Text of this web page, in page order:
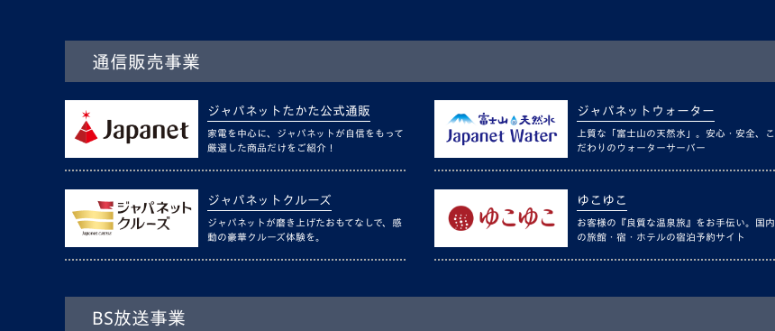
通信販売事業
ジャパネットたかた公式通販
家電を中心に、ジャパネットが自信をもって
厳選した商品だけをご紹介！
ジャパネットウォーター
上質な「富士山の天然水」。安心・安全、こ
だわりのウォーターサーバー
ジャパネットクルーズ
ジャパネットが磨き上げたおもてなしで、感
動の豪華クルーズ体験を。
ゆこゆこ
お客様の『良質な温泉旅』をお手伝い。国内
の旅館・宿・ホテルの宿泊予約サイト
BS放送事業